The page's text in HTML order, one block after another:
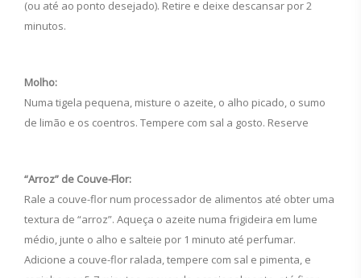
(ou até ao ponto desejado). Retire e deixe descansar por 2
minutos.
Molho:
Numa tigela pequena, misture o azeite, o alho picado, o sumo
de limão e os coentros. Tempere com sal a gosto. Reserve
“Arroz” de Couve-Flor:
Rale a couve-flor num processador de alimentos até obter uma
textura de “arroz”. Aqueça o azeite numa frigideira em lume
médio, junte o alho e salteie por 1 minuto até perfumar.
Adicione a couve-flor ralada, tempere com sal e pimenta, e